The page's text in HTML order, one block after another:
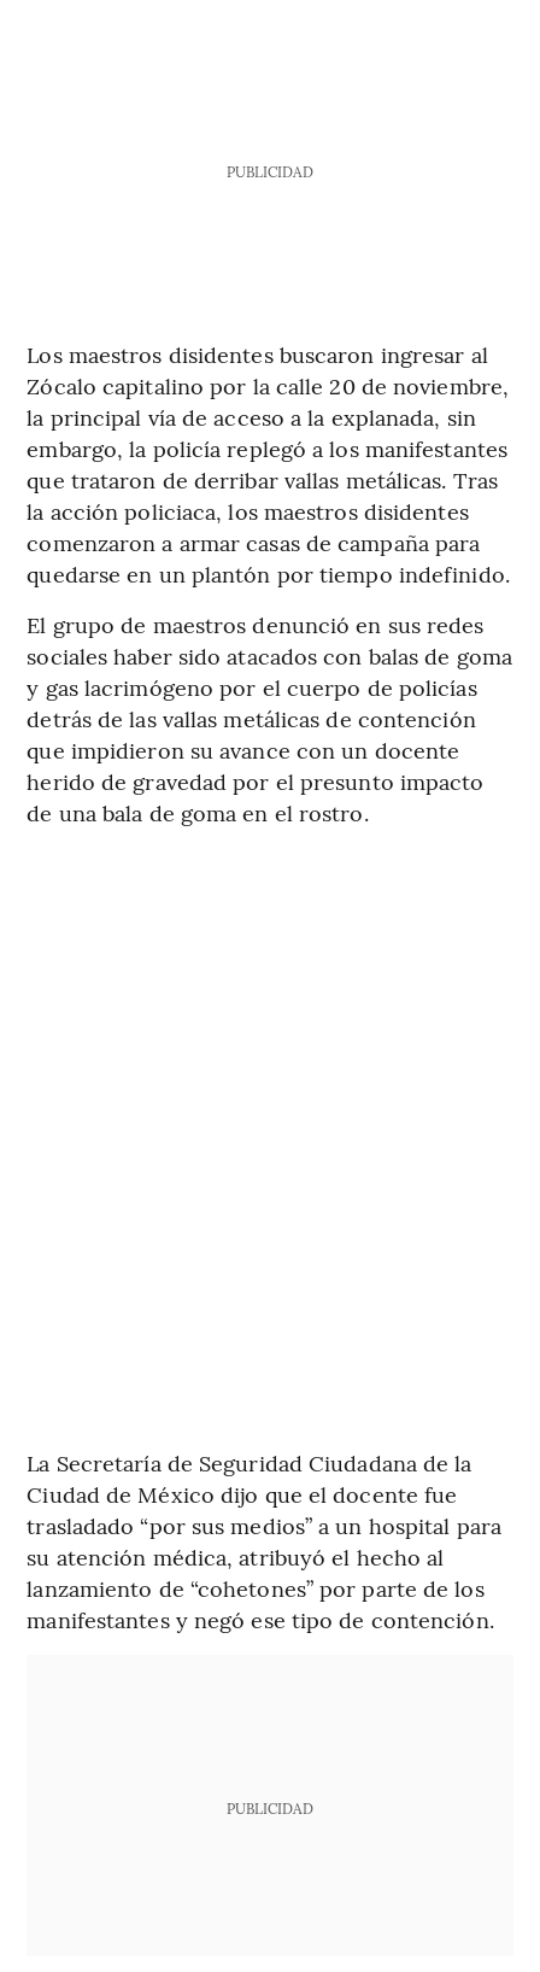
PUBLICIDAD
Los maestros disidentes buscaron ingresar al
Zócalo capitalino por la calle 20 de noviembre,
la principal vía de acceso a la explanada, sin
embargo, la policía replegó a los manifestantes
que trataron de derribar vallas metálicas. Tras
la acción policiaca, los maestros disidentes
comenzaron a armar casas de campaña para
quedarse en un plantón por tiempo indefinido.
El grupo de maestros denunció en sus redes
sociales haber sido atacados con balas de goma
y gas lacrimógeno por el cuerpo de policías
detrás de las vallas metálicas de contención
que impidieron su avance con un docente
herido de gravedad por el presunto impacto
de una bala de goma en el rostro.
La Secretaría de Seguridad Ciudadana de la
Ciudad de México dijo que el docente fue
trasladado “por sus medios” a un hospital para
su atención médica, atribuyó el hecho al
lanzamiento de “cohetones” por parte de los
manifestantes y negó ese tipo de contención.
PUBLICIDAD